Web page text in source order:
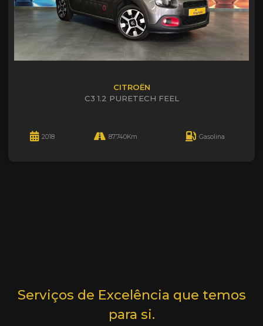
CITROËN
C3 1.2 PURETECH FEEL
2018 87.740Km Gasolina
Serviços de Excelência que temos
para si.